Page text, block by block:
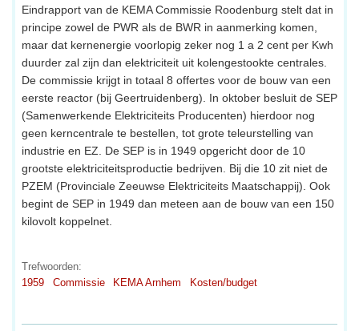
Eindrapport van de KEMA Commissie Roodenburg stelt dat in
principe zowel de PWR als de BWR in aanmerking komen,
maar dat kernenergie voorlopig zeker nog 1 a 2 cent per Kwh
duurder zal zijn dan elektriciteit uit kolengestookte centrales.
De commissie krijgt in totaal 8 offertes voor de bouw van een
eerste reactor (bij Geertruidenberg). In oktober besluit de SEP
(Samenwerkende Elektriciteits Producenten) hierdoor nog
geen kerncentrale te bestellen, tot grote teleurstelling van
industrie en EZ. De SEP is in 1949 opgericht door de 10
grootste elektriciteitsproductie bedrijven. Bij die 10 zit niet de
PZEM (Provinciale Zeeuwse Elektriciteits Maatschappij). Ook
begint de SEP in 1949 dan meteen aan de bouw van een 150
kilovolt koppelnet.
Trefwoorden:
1959
Commissie KEMA Arnhem Kosten/budget